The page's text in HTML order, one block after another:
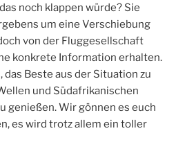
noch klappen würde? Sie
um eine Verschiebung
von der Fluggesellschaft
konkrete Information erhalten.
Beste aus der Situation zu
und Südafrikanischen
genießen. Wir gönnen es euch
es wird trotz allem ein toller